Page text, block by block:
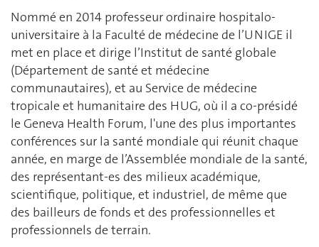
Nommé en 2014 professeur ordinaire hospitalo-
universitaire à la Faculté de médecine de l’UNIGE il
met en place et dirige l’Institut de santé globale
(Département de santé et médecine
communautaires), et au Service de médecine
tropicale et humanitaire des HUG, où il a co-présidé
le Geneva Health Forum, l'une des plus importantes
conférences sur la santé mondiale qui réunit chaque
année, en marge de l’Assemblée mondiale de la santé,
des représentant-es des milieux académique,
scientifique, politique, et industriel, de même que
des bailleurs de fonds et des professionnelles et
professionnels de terrain.